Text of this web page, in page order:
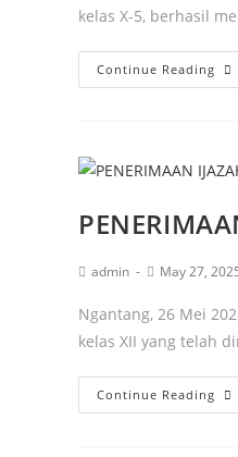
kelas X-5, berhasil
Continue Reading
admin May 27,
Ngantang, 26 Mei
kelas XII yang telah
Continue Reading